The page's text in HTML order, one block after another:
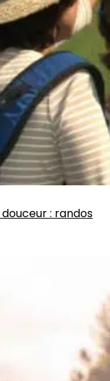
douceur : randos